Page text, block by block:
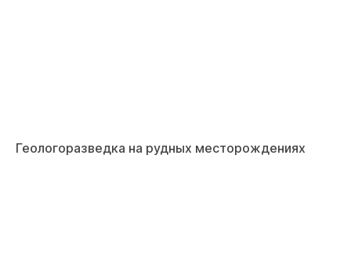
Геологоразведка на рудных месторождениях